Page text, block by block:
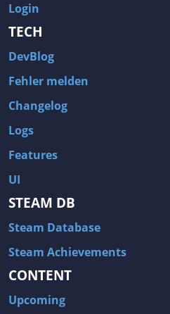
Login
TECH
DevBlog
Fehler melden
Changelog
Logs
Features
UI
STEAM DB
Steam Database
Steam Achievements
CONTENT
Upcoming